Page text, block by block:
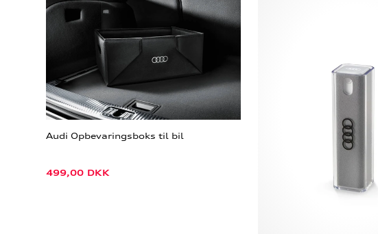
Audi Opbevaringsboks til bil
499,00 DKK